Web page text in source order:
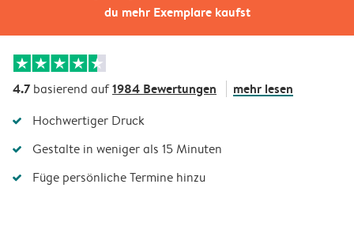
du mehr Exemplare kaufst
4.7 basierend auf1984 Bewertungen mehr lesen
Hochwertiger Druck
Gestalte in weniger als 15 Minuten
Füge persönliche Termine hinzu